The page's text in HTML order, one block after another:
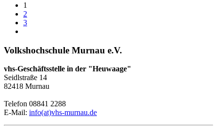
1
2
3
Volkshochschule Murnau e.V.
vhs-Geschäftsstelle in der "Heuwaage"
Seidlstraße 14
82418 Murnau
Telefon 08841 2288
E-Mail: info(at)vhs-murnau.de